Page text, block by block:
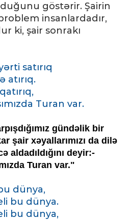
göstərir. Şairin
insanlardadır,
ki, şair sonrakı
satırıq
atırıq.
Turan var.
gündəlik bir
şair xəyallarımızı da dilə
aldadıldığını deyir:-
Turan var."
dünya,
bu dünya.
bu dünya,